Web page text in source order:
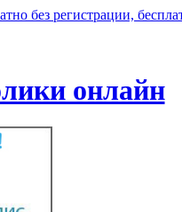
онлайн